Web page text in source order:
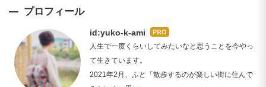
プロフィール
id:yuko-k-ami はて
なブ
Pro
人生で一度くらいしてみたいなと思うことを今やっ
て生きています。
2021年2月、ふと「散歩するのが楽しい街に住んで